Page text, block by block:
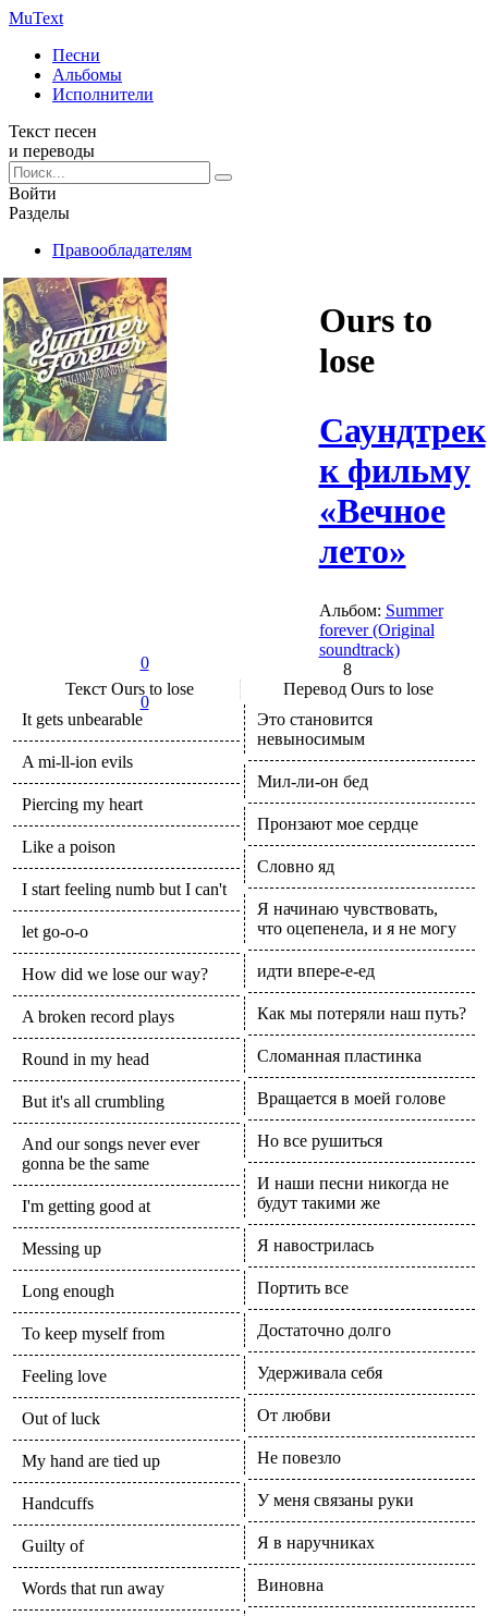
MuText
Песни
Альбомы
Исполнители
Текст песен
и переводы
Войти
Разделы
Правообладателям
0
0
Ours to
lose
Саундтрек
к фильму
«Вечное
лето»
Альбом: Summer
forever (Original
soundtrack)
8
Текст Ours to lose Перевод Ours to lose
It gets unbearable
A mi-ll-ion evils
Piercing my heart
Like a poison
I start feeling numb but I can't
let go-o-o
How did we lose our way?
A broken record plays
Round in my head
But it's all crumbling
And our songs never ever
gonna be the same
I'm getting good at
Messing up
Long enough
To keep myself from
Feeling love
Out of luck
My hand are tied up
Handcuffs
Guilty of
Words that run away
Это становится
невыносимым
Мил-ли-он бед
Пронзают мое сердце
Словно яд
Я начинаю чувствовать,
что оцепенела, и я не могу
идти впере-е-ед
Как мы потеряли наш путь?
Сломанная пластинка
Вращается в моей голове
Но все рушиться
И наши песни никогда не
будут такими же
Я навострилась
Портить все
Достаточно долго
Удерживала себя
От любви
Не повезло
У меня связаны руки
Я в наручниках
Виновна